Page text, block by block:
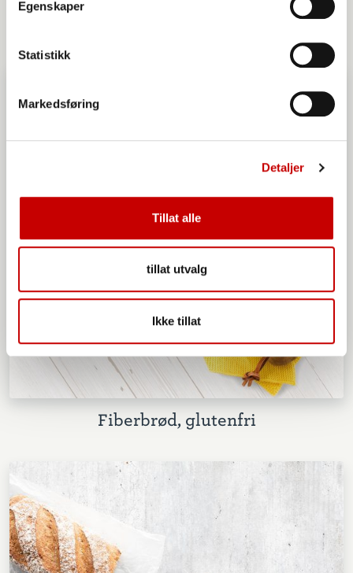
Egenskaper
Statistikk
Markedsføring
Detaljer
Tillat alle
tillat utvalg
Ikke tillat
Fiberbrød, glutenfri